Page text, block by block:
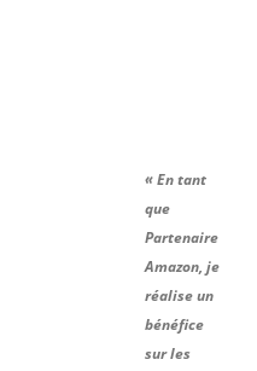
« En tant
que
Partenaire
Amazon, je
réalise un
bénéfice
sur les